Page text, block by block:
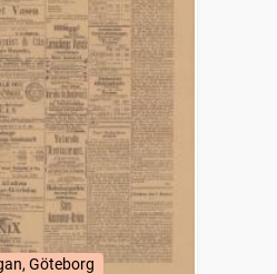
Göteborg